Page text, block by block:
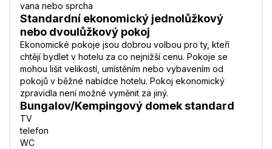
vana nebo sprcha
Standardní ekonomický jednolůžkový
nebo dvoulůžkový pokoj
Ekonomické pokoje jsou dobrou volbou pro ty, kteří
chtějí bydlet v hotelu za co nejnižší cenu. Pokoje se
mohou lišit velikostí, umístěním nebo vybavením od
pokojů v běžné nabídce hotelu. Pokoj ekonomický
zpravidla není možné vyměnit za jiný.
Bungalov/Kempingový domek standard
TV
telefon
WC